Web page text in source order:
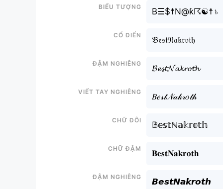
Biểu tượng
B☰$☨N@ƙ☈☯☨♄
Cổ điển
𝔅𝔢𝔰𝔱𝔑𝔞𝔨𝔯𝔬𝔱𝔥
Đậm nghiêng
𝓑𝓮𝓼𝓽𝓝𝓪𝓴𝓻𝓸𝓽𝓱
Viết tay nghiêng
𝐵𝑒𝓈𝓉𝒩𝒶𝓀𝓇𝑜𝓉𝒽
Chữ đôi
𝔹𝕖𝕤𝕥ℕ𝕒𝕜𝕣𝕠𝕥𝕙
Chữ đậm
𝐁𝐞𝐬𝐭𝐍𝐚𝐤𝐫𝐨𝐭𝐡
Đậm nghiêng
𝘽𝙚𝙨𝙩𝙉𝙖𝙠𝙧𝙤𝙩𝙝